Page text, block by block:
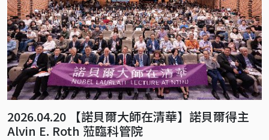
2026.04.20 【諾貝爾大師在清華】諾貝爾得主
Alvin E. Roth 蒞臨科管院